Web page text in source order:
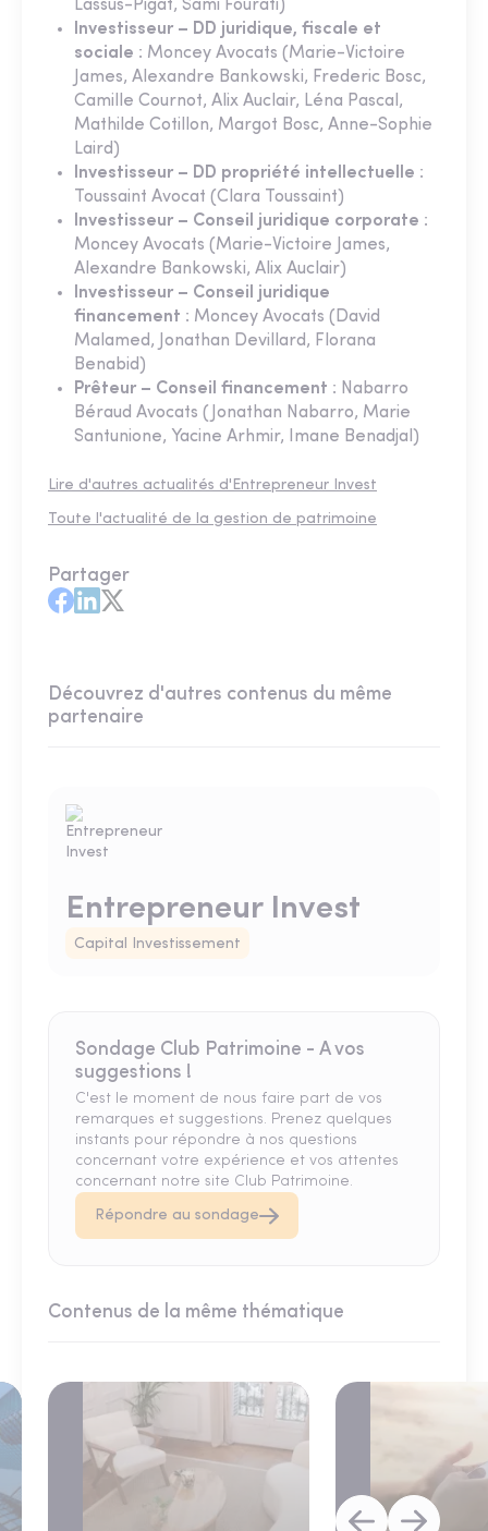
Lassus-Pigat, Sami Fourati)
Investisseur – DD juridique, fiscale et
sociale : Moncey Avocats (Marie-Victoire
James, Alexandre Bankowski, Frederic Bosc,
Camille Cournot, Alix Auclair, Léna Pascal,
Mathilde Cotillon, Margot Bosc, Anne-Sophie
Laird)
Investisseur – DD propriété intellectuelle :
Toussaint Avocat (Clara Toussaint)
Investisseur – Conseil juridique corporate :
Moncey Avocats (Marie-Victoire James,
Alexandre Bankowski, Alix Auclair)
Investisseur – Conseil juridique
financement : Moncey Avocats (David
Malamed, Jonathan Devillard, Florana
Benabid)
Prêteur – Conseil financement : Nabarro
Béraud Avocats (Jonathan Nabarro, Marie
Santunione, Yacine Arhmir, Imane Benadjal)
Lire d'autres actualités d'Entrepreneur Invest
Toute l'actualité de la gestion de patrimoine
Partager
Découvrez d'autres contenus du même
partenaire
Entrepreneur Invest
Capital Investissement
Sondage Club Patrimoine - A vos
suggestions !
C'est le moment de nous faire part de vos
remarques et suggestions. Prenez quelques
instants pour répondre à nos questions
concernant votre expérience et vos attentes
concernant notre site Club Patrimoine.
Répondre au sondage
Contenus de la même thématique